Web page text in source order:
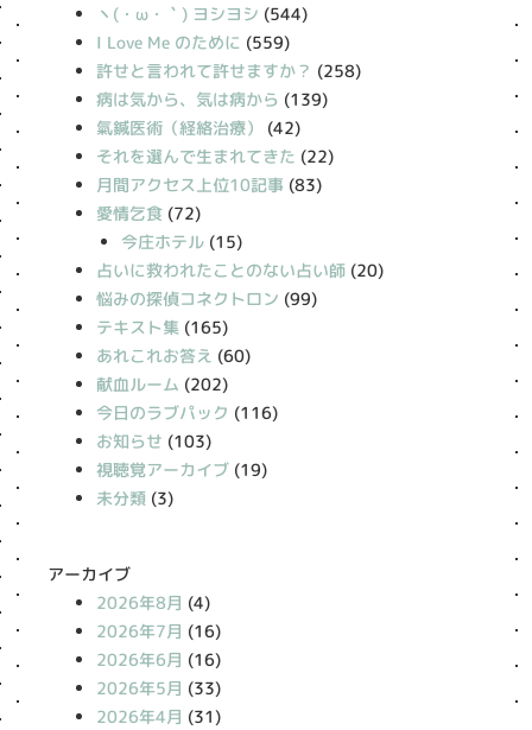
丶(・ω・｀) ヨシヨシ (544)
I Love Me のために (559)
許せと言われて許せますか？ (258)
病は気から、気は病から (139)
氣鍼医術（経絡治療）
(42)
それを選んで生まれてきた (22)
月間アクセス上位10記事 (83)
愛情乞食 (72)
今庄ホテル(15)
占いに救われたことのない占い師 (20)
悩みの探偵コネクトロン (99)
テキスト集 (165)
あれこれお答え (60)
献血ルーム (202)
今日のラブパック (116)
お知らせ (103)
視聴覚アーカイブ (19)
未分類 (3)
アーカイブ
2026年8月 (4)
2026年7月 (16)
2026年6月 (16)
2026年5月 (33)
2026年4月 (31)